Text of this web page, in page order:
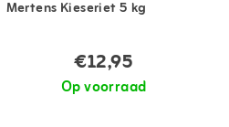
Mertens Kieseriet 5 kg
€12,95
Op voorraad